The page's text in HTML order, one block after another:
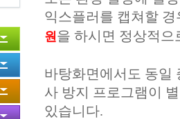
익스플러를 캡쳐할
원을 하시면 정상적으
바탕화면에서도 동일
사 방지 프로그램이
있습니다.